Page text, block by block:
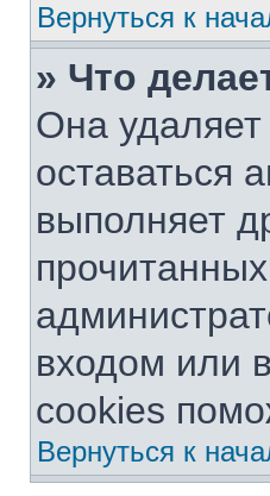
Вернуться к
» Что
Она
оставаться
выполняет
входом или
cookies
Вернуться к